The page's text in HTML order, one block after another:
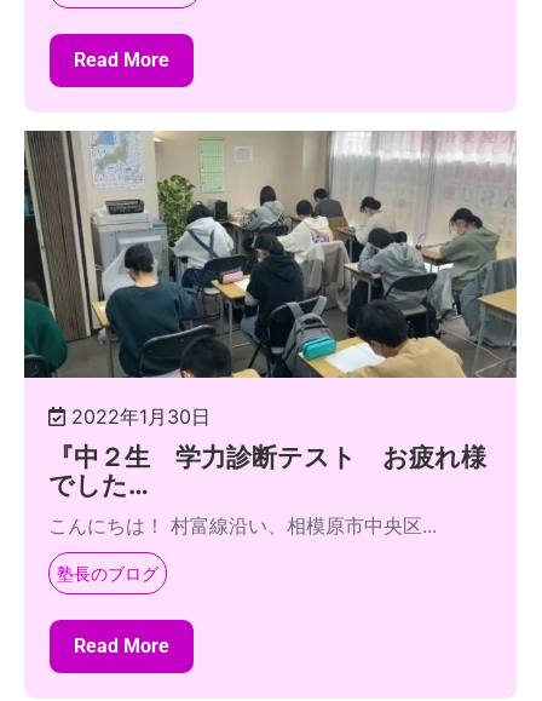
Read More
2022年1月30日
『中２生 学力診断テスト お疲れ様
でした…
こんにちは！ 村富線沿い、相模原市中央区...
塾長のブログ
Read More